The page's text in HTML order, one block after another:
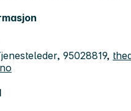
95028819,